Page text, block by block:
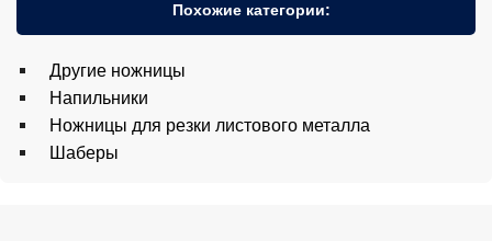
Похожие категории:
Другие ножницы
Напильники
Ножницы для резки листового металла
Шаберы